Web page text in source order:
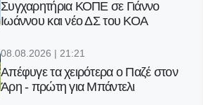
Συγχαρητήρια ΚΟΠΕ σε Γιάννο
Ιωάννου και νέο ΔΣ του ΚΟΑ
08.08.2026 | 21:21
Απέφυγε τα χειρότερα ο Παζέ στον
Άρη - πρώτη για Μπάντελι